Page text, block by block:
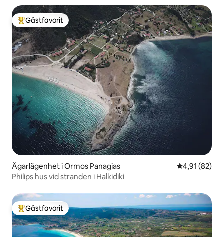
Populär gästfavorit
Gästfavorit
Ägarlägenhet i Ormos Panagias 4,91 av 5 i
4,91 (82)
Philips hus vid stranden i Halkidiki
Populär gästfavorit
Gästfavorit